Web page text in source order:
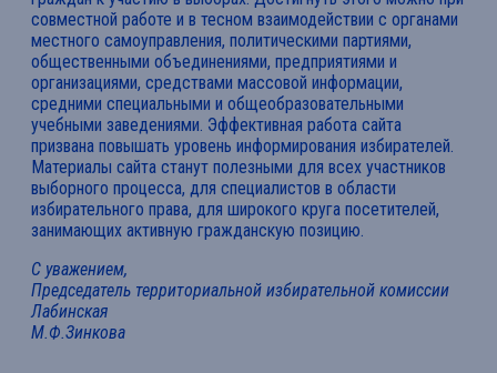
совместной работе и в тесном взаимодействии с органами
местного самоуправления, политическими партиями,
общественными объединениями, предприятиями и
организациями, средствами массовой информации,
средними специальными и общеобразовательными
учебными заведениями. Эффективная работа сайта
призвана повышать уровень информирования избирателей.
Материалы сайта станут полезными для всех участников
выборного процесса, для специалистов в области
избирательного права, для широкого круга посетителей,
занимающих активную гражданскую позицию.
С уважением,
Председатель территориальной избирательной комиссии
Лабинская
М.Ф.Зинкова